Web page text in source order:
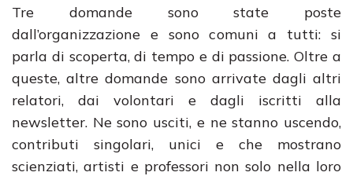
Tre domande sono state poste
dall’organizzazione e sono comuni a tutti: si
parla di scoperta, di tempo e di passione. Oltre a
queste, altre domande sono arrivate dagli altri
relatori, dai volontari e dagli iscritti alla
newsletter. Ne sono usciti, e ne stanno uscendo,
contributi singolari, unici e che mostrano
scienziati, artisti e professori non solo nella loro